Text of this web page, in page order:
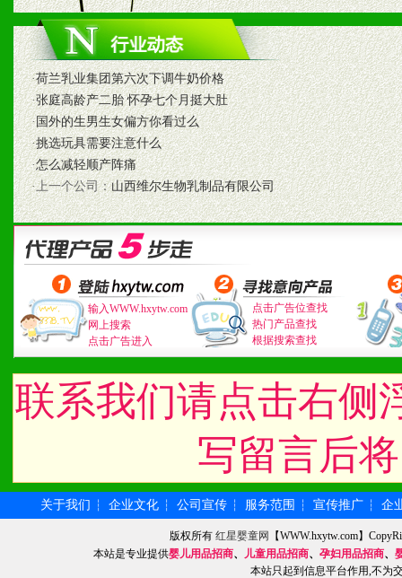
2、具备较好商业信誉和资
3、具备区域内良好的终端
4、具备一定业务团队能力
道，医药渠道并为之提供
5、具备较强的市场操作意
八、品牌产品
1、不断提升品牌的知名度
2、不断开创新产品不断满
化。
九、加盟优势
1、广告企划支持：产品手
品全面配赠，免费提供软
册、专柜咨询手册等各种
·荷兰乳业集团第六次下调牛奶价格
·张庭高龄产二胎 怀孕七个月挺大肚
·国外的生男生女偏方你看过么
·挑选玩具需要注意什么
·怎么减轻顺产阵痛
·上一个公司：山西维尔生物乳制品有限公司
输入WWW.hxytw.com
网上搜索
点击广告进入
点击广告位查找
热门产品查找
根据搜索查找
联系我们请点击右侧
写留言后
关于我们 ┆ 企业文化 ┆ 公司宣传 ┆ 服务范围 ┆ 宣传推广 ┆ 企
版权所有红星婴童网
【WWW.hxytw.com】
本站是专业提供婴儿用品招商、 儿童用品招商、 孕妇用品招商、
本站只起到信息平台作用,不为